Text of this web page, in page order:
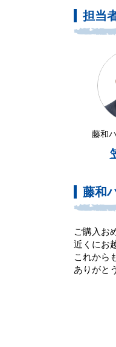
担当
藤和
藤和
ご購入お
近くにお
これから
ありがと